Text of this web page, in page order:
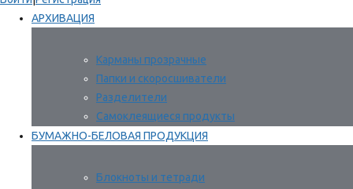
АРХИВАЦИЯ
Карманы прозрачные
Папки и скоросшиватели
Разделители
Самоклеящиеся продукты
БУМАЖНО-БЕЛОВАЯ ПРОДУКЦИЯ
Блокноты и тетради